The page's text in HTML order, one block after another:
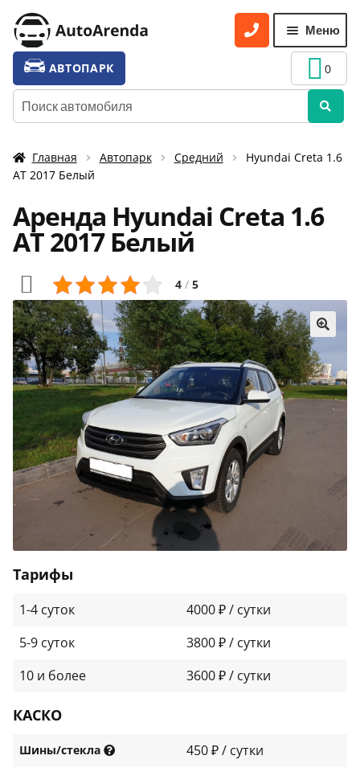
Перейти
к
навигации
Перейти
к
содержимому
Меню
УСЛУГИ
меню
ТАРИФЫ
УСЛОВИЯ АРЕНДЫ
АКЦИИ
АВТОПАРК
Искать:
0
Главная Автопарк Средний
Hyundai Creta 1.6
АТ 2017 Белый
Аренда Hyundai Creta 1.6
АТ 2017 Белый
4 / 5
Тарифы
1-4 суток
4000 ₽ / сутки
5-9 суток
3800 ₽ / сутки
10 и более
3600 ₽ / сутки
КАСКО
Шины/стекла 450 ₽ / сутки